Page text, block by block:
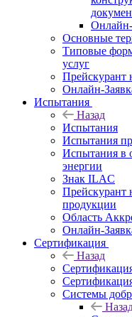
Онлайн-
Основные
Типовые
услуг
Прейскурант
Онлайн-
Испытания
Назад
Испытания
Испытания
Испытания в
энергии
Знак ILAC
Прейскурант
продукции
Область
Онлайн-
Сертификация
Назад
Системы